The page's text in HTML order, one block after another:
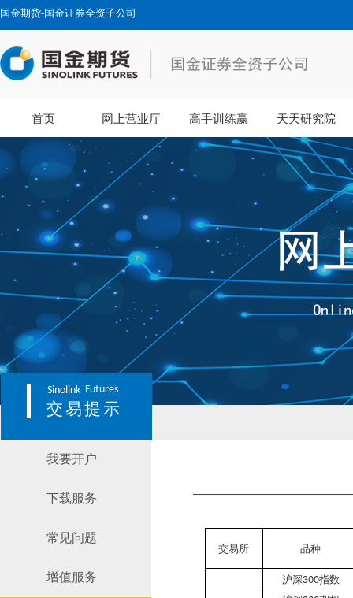
国金期货-国金证券全资子公司
首页 网上营业厅 高手训练赢 天天研究院
Sinolink Futures
交易提示
我要开户
下载服务
常见问题
增值服务
交易所 品种
沪深300指数